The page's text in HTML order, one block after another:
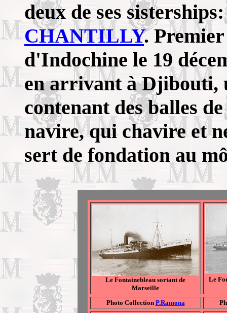
deux de ses
CHANTILLY.
d'Indochine le 19
en arrivant à Djibouti,
contenant des balles
navire, qui chavire et
sert de fondation au
Le Fontainebleau sortant de
Marseille
Le
Photo Collection P.Ramona